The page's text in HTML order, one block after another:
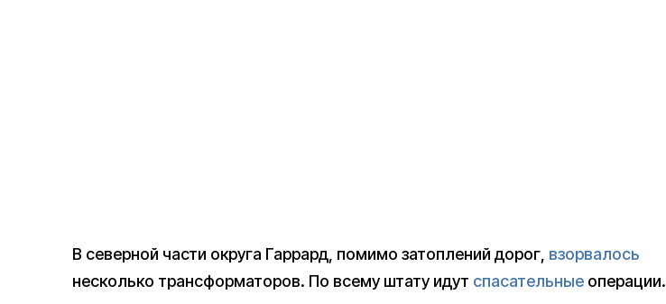
В северной части округа Гаррард, помимо затоплений дорог, взорвалось
несколько трансформаторов. По всему штату идут спасательные операции.